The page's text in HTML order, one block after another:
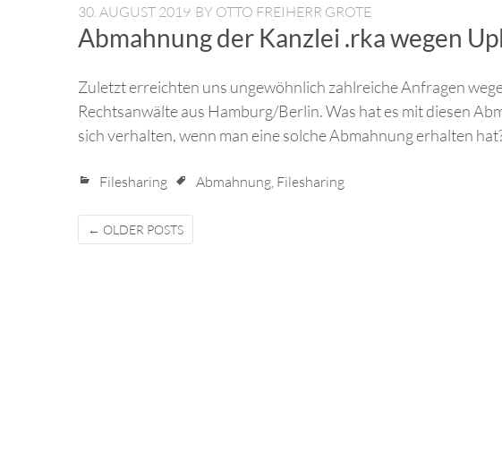
30. AUGUST 2019 BY OTTO FREIHERR GROTE
Abmahnung der Kanzlei .rka wegen
Zuletzt erreichten uns ungewöhnlich zahlreiche Anfragen
Rechtsanwälte aus Hamburg/Berlin. Was hat es mit diesen
sich verhalten, wenn man eine solche Abmahnung erhalten
Filesharing Abmahnung Filesharing
Posts
← OLDER POSTS